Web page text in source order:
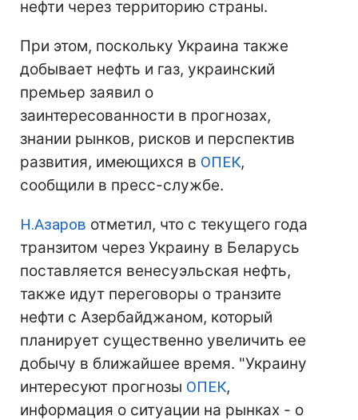
нефти через территорию страны.
При этом, поскольку Украина также
добывает нефть и газ, украинский
премьер заявил о
заинтересованности в прогнозах,
знании рынков, рисков и перспектив
развития, имеющихся в ОПЕК,
сообщили в пресс-службе.
Н.Азаров отметил, что с текущего года
транзитом через Украину в Беларусь
поставляется венесуэльская нефть,
также идут переговоры о транзите
нефти с Азербайджаном, который
планирует существенно увеличить ее
добычу в ближайшее время. "Украину
интересуют прогнозы ОПЕК,
информация о ситуации на рынках - о